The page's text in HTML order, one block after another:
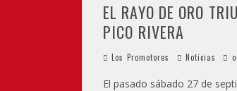
EL RAYO DE ORO
PICO RIVERA
Los Promotores Noticias
El pasado sábado 27 de